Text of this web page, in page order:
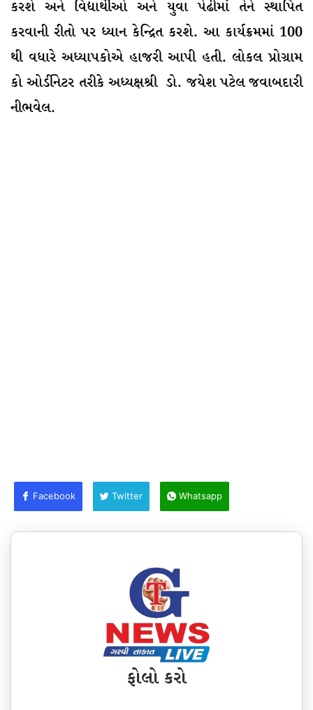
કરશે અને વિદ્યાર્થીઓ અને યુવા પેઢીમાં તેને સ્થાપિત
કરવાની રીતો પર ધ્યાન કેન્દ્રિત કરશે. આ કાર્યક્રમમાં 100
થી વધારે અધ્યાપકોએ હાજરી આપી હતી. લોકલ પ્રોગ્રામ
કો ઓર્ડીનેટર તરીકે અધ્યક્ષશ્રી ડો. જયેશ પટેલ જવાબદારી
નીભવેલ.
Facebook Twitter Whatsapp
ફોલો કરો